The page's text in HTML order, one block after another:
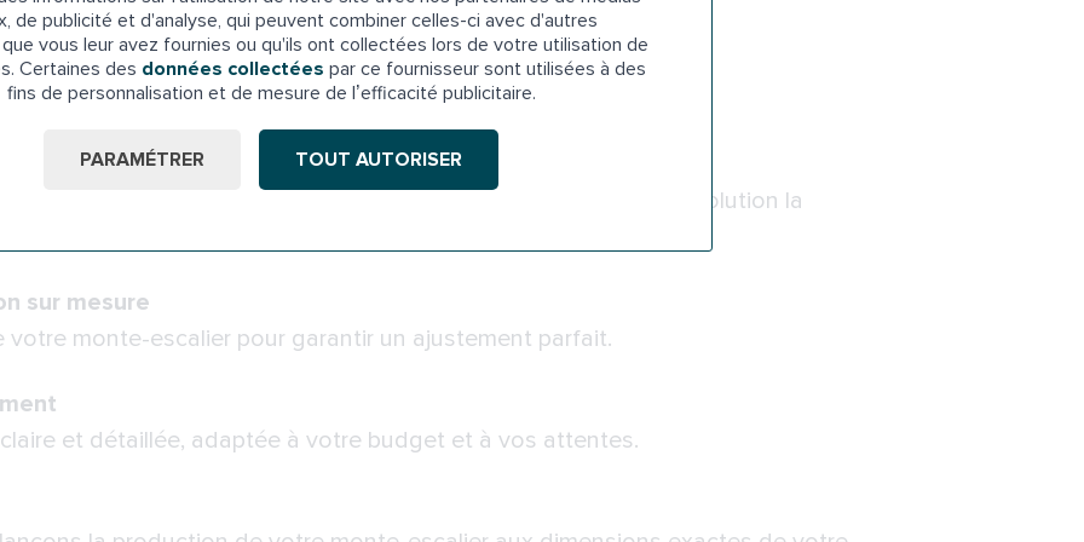
de publicité et d'analyse, qui peuvent combiner celles-ci avec d'autres
vous leur avez fournies ou qu'ils ont collectées lors de votre utilisation de
Certaines des données collectées par ce fournisseur sont utilisées à des
fins de personnalisation et de mesure de l’efficacité publicitaire.
PARAMÉTRER TOUT AUTORISER
vous pour discuter de votre projet et analyser vos besoins.
évaluer la configuration de votre escalier et vous proposer la solution la
sur mesure
monte-escalier pour garantir un ajustement parfait.
et détaillée, adaptée à votre budget et à vos attentes.